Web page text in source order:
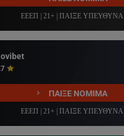
ΕΕΕΠ | 21+ | ΠΑΙΞΕ ΥΠΕΥΘΥΝΑ
ΠΑΙΞΕ ΝΟΜΙΜΑ
ΕΕΕΠ | 21+ | ΠΑΙΞΕ ΥΠΕΥΘΥΝΑ